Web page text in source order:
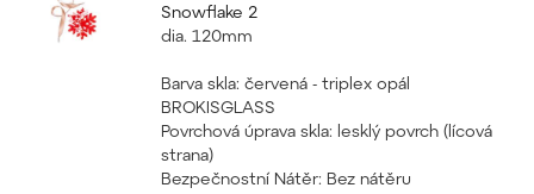
Snowflake 2
dia. 120mm
Barva skla: červená - triplex opál
BROKISGLASS
Povrchová úprava skla: lesklý povrch (lícová
strana)
Bezpečnostní Nátěr: Bez nátěru